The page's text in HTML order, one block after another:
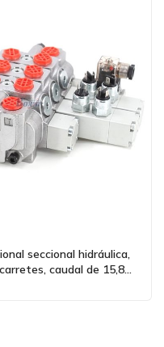
seccional hidráulica,
caudal de 15,8